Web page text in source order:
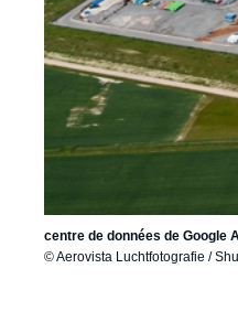
centre de données de Google
© Aerovista Luchtfotografie /